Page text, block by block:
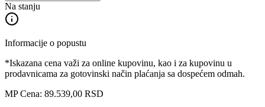
Na stanju
Informacije o popustu
*Iskazana cena važi za online kupovinu, kao i za kupovinu u
prodavnicama za gotovinski način plaćanja sa dospećem odmah.
MP Cena: 89.539,00 RSD